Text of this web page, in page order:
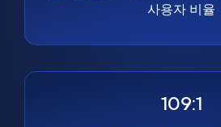
사용자 비율
109:1